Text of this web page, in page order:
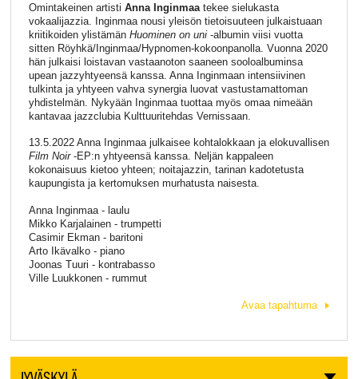
Omintakeinen artisti Anna Inginmaatekee sielukasta
vokaalijazzia. Inginmaa nousi yleisön tietoisuuteen julkaistuaan
kriitikoiden ylistämän Huominen on uni-albumin viisi vuotta
sitten Röyhkä/Inginmaa/Hypnomen-kokoonpanolla. Vuonna 2020
hän julkaisi loistavan vastaanoton saaneen sooloalbuminsa
upean jazzyhtyeensä kanssa. Anna Inginmaan intensiivinen
tulkinta ja yhtyeen vahva synergia luovat vastustamattoman
yhdistelmän. Nykyään Inginmaa tuottaa myös omaa nimeään
kantavaa jazzclubia Kulttuuritehdas Vernissaan.
13.5.2022 Anna Inginmaa julkaisee kohtalokkaan ja elokuvallisen
Film Noir-EP:n yhtyeensä kanssa. Neljän kappaleen
kokonaisuus kietoo yhteen; noitajazzin, tarinan kadotetusta
kaupungista ja kertomuksen murhatusta naisesta.
Anna Inginmaa - laulu
Mikko Karjalainen - trumpetti
Casimir Ekman - baritoni
Arto Ikävalko - piano
Joonas Tuuri - kontrabasso
Ville Luukkonen - rummut
Avaa tapahtuma